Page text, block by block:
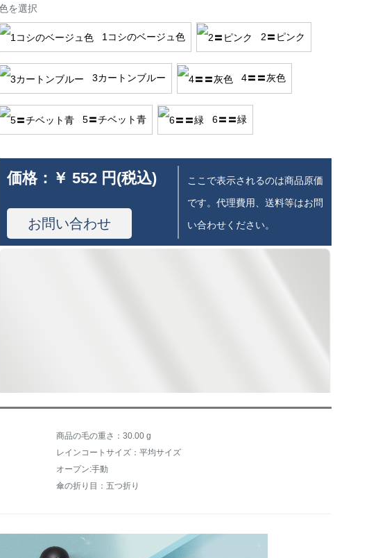
を選択
1コシのベージュ色 2〓ピンク
3カートンブルー 4〓〓灰色
5〓チベット青 6〓〓緑
価格： ￥ 552 円(税込)
お問い合わせ
ここで表示されるのは商品原価
です。代理費用、送料等はお問
い合わせください。
商品の毛の重さ：30.00 g
レインコートサイズ：平均サイズ
オープン:手動
傘の折り目：五つ折り